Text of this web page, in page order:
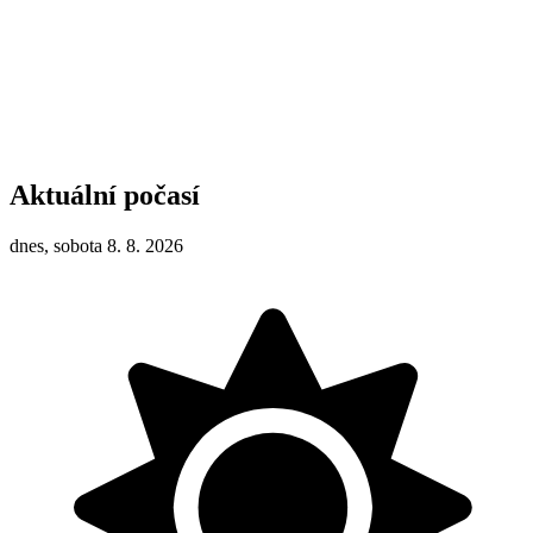
Aktuální počasí
dnes, sobota 8. 8. 2026